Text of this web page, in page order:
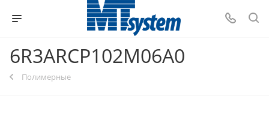
6R3ARCP102M06A0
Полимерные